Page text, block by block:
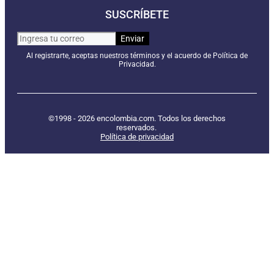
SUSCRÍBETE
Al registrarte, aceptas nuestros términos y el acuerdo de Política de
Privacidad.
©1998 - 2026 encolombia.com. Todos los derechos
reservados.
Política de privacidad